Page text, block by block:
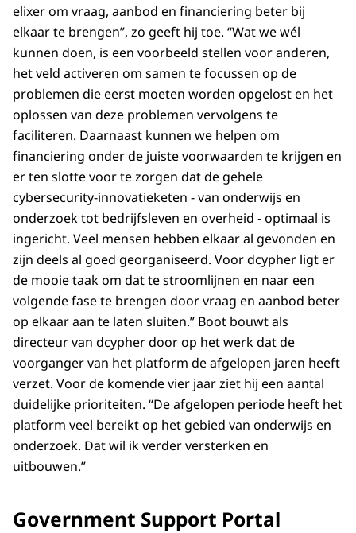
elixer om vraag, aanbod en financiering beter bij
elkaar te brengen”, zo geeft hij toe. “Wat we wél
kunnen doen, is een voorbeeld stellen voor anderen,
het veld activeren om samen te focussen op de
problemen die eerst moeten worden opgelost en het
oplossen van deze problemen vervolgens te
faciliteren. Daarnaast kunnen we helpen om
financiering onder de juiste voorwaarden te krijgen en
er ten slotte voor te zorgen dat de gehele
cybersecurity-innovatieketen - van onderwijs en
onderzoek tot bedrijfsleven en overheid - optimaal is
ingericht. Veel mensen hebben elkaar al gevonden en
zijn deels al goed georganiseerd. Voor dcypher ligt er
de mooie taak om dat te stroomlijnen en naar een
volgende fase te brengen door vraag en aanbod beter
op elkaar aan te laten sluiten.” Boot bouwt als
directeur van dcypher door op het werk dat de
voorganger van het platform de afgelopen jaren heeft
verzet. Voor de komende vier jaar ziet hij een aantal
duidelijke prioriteiten. “De afgelopen periode heeft het
platform veel bereikt op het gebied van onderwijs en
onderzoek. Dat wil ik verder versterken en
uitbouwen.”
Government Support Portal